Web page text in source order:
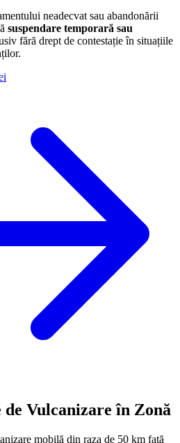
neadecvat sau abandonării
suspendare temporară sau
fără drept de contestație în situațiile
Vulcanizare în Zonă
mobilă din raza de 50 km față